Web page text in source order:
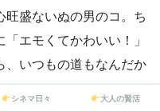
旺盛ないぬの男のコ。ち
エモくてかわいい！」
、いつもの道もなんだか
シネマ日々 大人の賢活